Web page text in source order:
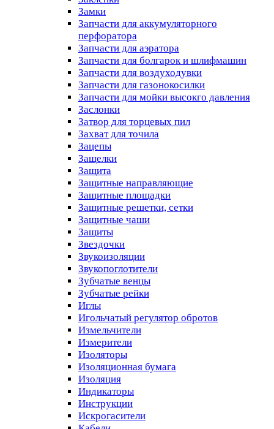
Замки
Запчасти для аккумуляторного
перфоратора
Запчасти для аэратора
Запчасти для болгарок и шлифмашин
Запчасти для воздуходувки
Запчасти для газонокосилки
Запчасти для мойки высокго давления
Заслонки
Затвор для торцевых пил
Захват для точила
Зацепы
Защелки
Защита
Защитные направляющие
Защитные площадки
Защитные решетки, сетки
Защитные чаши
Защиты
Звездочки
Звукоизоляции
Звукопоглотители
Зубчатые венцы
Зубчатые рейки
Иглы
Игольчатый регулятор обротов
Измельчители
Измерители
Изоляторы
Изоляционная бумага
Изоляция
Индикаторы
Инструкции
Искрогасители